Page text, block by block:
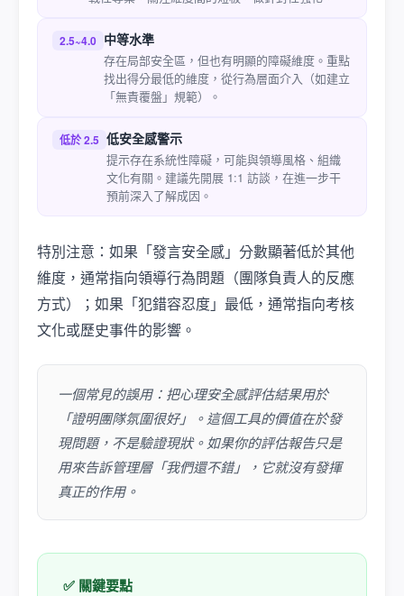
2.5~4.0 中等水準
存在局部安全區，但也有明顯的障礙維度。重點
找出得分最低的維度，從行為層面介入（如建立
「無責覆盤」規範）。
低於 2.5 低安全感警示
提示存在系統性障礙，可能與領導風格、組織
文化有關。建議先開展 1:1 訪談，在進一步干
預前深入了解成因。
特別注意：如果「發言安全感」分數顯著低於其他
維度，通常指向領導行為問題（團隊負責人的反應
方式）；如果「犯錯容忍度」最低，通常指向考核
文化或歷史事件的影響。
一個常見的誤用：把心理安全感評估結果用於
「證明團隊氛圍很好」。這個工具的價值在於發
現問題，不是驗證現狀。如果你的評估報告只是
用來告訴管理層「我們還不錯」，它就沒有發揮
真正的作用。
✅ 關鍵要點